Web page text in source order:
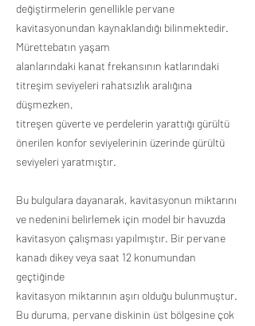
değiştirmelerin genellikle pervane
kavitasyonundan kaynaklandığı bilinmektedir.
Mürettebatın yaşam
alanlarındaki kanat frekansının katlarındaki
titreşim seviyeleri rahatsızlık aralığına
düşmezken,
titreşen güverte ve perdelerin yarattığı gürültü
önerilen konfor seviyelerinin üzerinde gürültü
seviyeleri yaratmıştır.
Bu bulgulara dayanarak, kavitasyonun miktarını
ve nedenini belirlemek için model bir havuzda
kavitasyon çalışması yapılmıştır. Bir pervane
kanadı dikey veya saat 12 konumundan
geçtiğinde
kavitasyon miktarının aşırı olduğu bulunmuştur.
Bu duruma, pervane diskinin üst bölgesine çok